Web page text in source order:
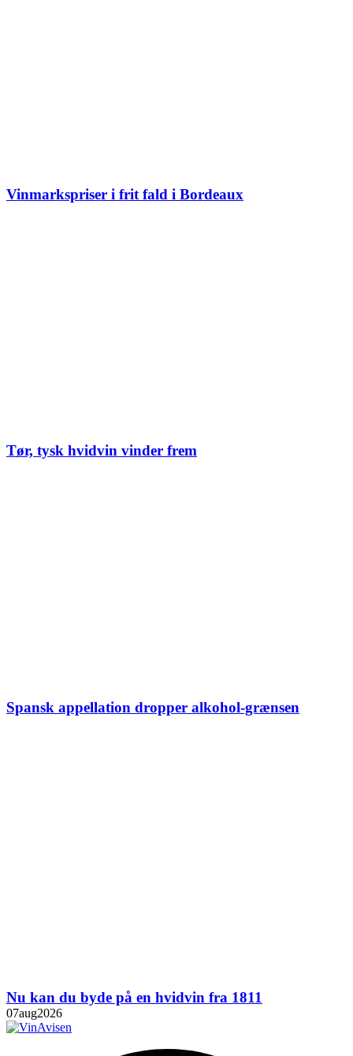
Vinmarkspriser i frit fald i Bordeaux
Tør, tysk hvidvin vinder frem
Spansk appellation dropper alkohol-grænsen
Nu kan du byde på en hvidvin fra 1811
07aug2026